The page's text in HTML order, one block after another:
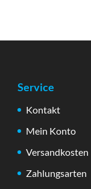
Service
Kontakt
Mein Konto
Versandkosten
Zahlungsarten